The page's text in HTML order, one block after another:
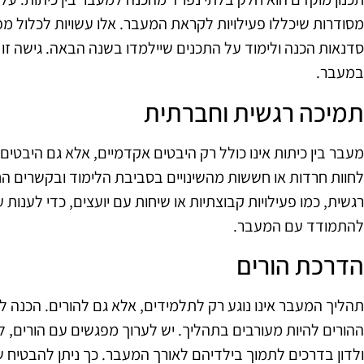
מסודרות שיכללו פעילויות לקראת המעבר. אלו עשויות
סדנאות הכנה ולימוד על התכנים שיילמדו בשנה הבאה. גישה
במעבר.
תמיכה רגשית וחברתית
מעבר בין כיתות אינו כולל רק היבטים אקדמיים, אלא גם
לחוות חרדות או חששות מהשינויים בסביבת הלימוד
רגשית, כמו פעילויות קבוצתיות או שיחות עם יועצים, כדי
להתמודד עם המעבר.
הדרכת הורים
ההורים להיות מעורבים בתהליך. יש לערוך מפגשים עם הורים,
ולדון בדרכים לתמוך בילדיהם לאורך המעבר. כך ניתן